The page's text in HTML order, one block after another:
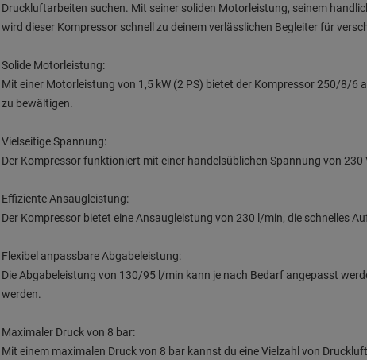
Druckluftarbeiten suchen. Mit seiner soliden Motorleistung, seinem
wird dieser Kompressor schnell zu deinem verlässlichen Begleiter für
Solide Motorleistung:
Mit einer Motorleistung von 1,5 kW (2 PS) bietet der Kompressor 250/8/6
zu bewältigen.
Vielseitige Spannung:
Der Kompressor funktioniert mit einer handelsüblichen Spannung von
Effiziente Ansaugleistung:
Der Kompressor bietet eine Ansaugleistung von 230 l/min, die schnelles
Flexibel anpassbare Abgabeleistung:
Die Abgabeleistung von 130/95 l/min kann je nach Bedarf angepasst
werden.
Maximaler Druck von 8 bar:
Mit einem maximalen Druck von 8 bar kannst du eine Vielzahl von